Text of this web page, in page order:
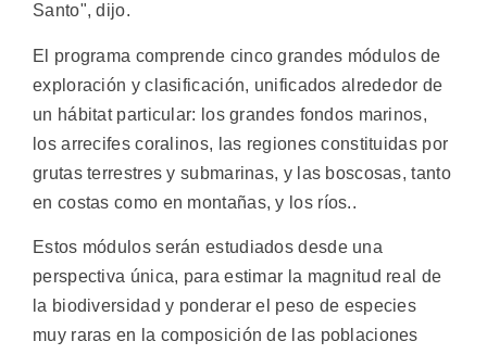
Santo", dijo.
El programa comprende cinco grandes módulos de
exploración y clasificación, unificados alrededor de
un hábitat particular: los grandes fondos marinos,
los arrecifes coralinos, las regiones constituidas por
grutas terrestres y submarinas, y las boscosas, tanto
en costas como en montañas, y los ríos..
Estos módulos serán estudiados desde una
perspectiva única, para estimar la magnitud real de
la biodiversidad y ponderar el peso de especies
muy raras en la composición de las poblaciones